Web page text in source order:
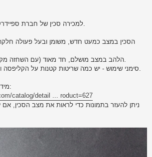
למכירה סכין של חברת ספיידרקו, אצלי פחות מחצי שנה.
הסכין במצב כמעט חדש, משומן ובעל פעולה
הלהב במצב מושלם, חד מאוד (עם השחזה מקורית), לא בוצע בו שימוש.
סימני שימוש - יש כמה שריטות קטנות על הקליפסה וסימני פתיחה על הברגים.
מידע ונתונים ניתן למצוא כאן:
catalog/detail ... roduct=627
ניתן להעזר בתמונות כדי לראות את מצב הסכין, אם